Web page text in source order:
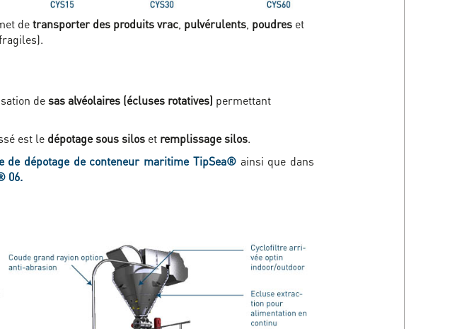
detransporter des produits vrac pulvérulents poudres et
desas alvéolaires (écluses rotatives) permettant
est le dépotage sous silos et remplissage silos.
de dépotage de conteneur maritime TipSea®ainsi que dans
06.